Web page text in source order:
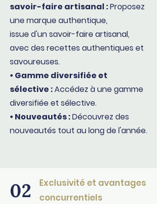
savoir-faire artisanal :Proposez
une marque authentique,
issue d'un savoir-faire artisanal,
avec des recettes authentiques et
savoureuses.
• Gamme diversifiée et
sélective :Accédez à une gamme
diversifiée et sélective.
• Nouveautés :Découvrez des
nouveautés tout au long de l'année.
02
Exclusivité et avantages
concurrentiels